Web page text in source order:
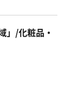
」/化粧品・